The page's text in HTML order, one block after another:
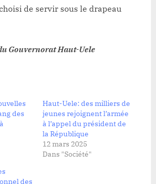
de servir sous le drapeau
Gouvernorat Haut-Uele
des
Haut-Uele: des milliers de
jeunes rejoignent l’armée
à l’appel du président de
la République
12 mars 2025
Dans "Société"
des